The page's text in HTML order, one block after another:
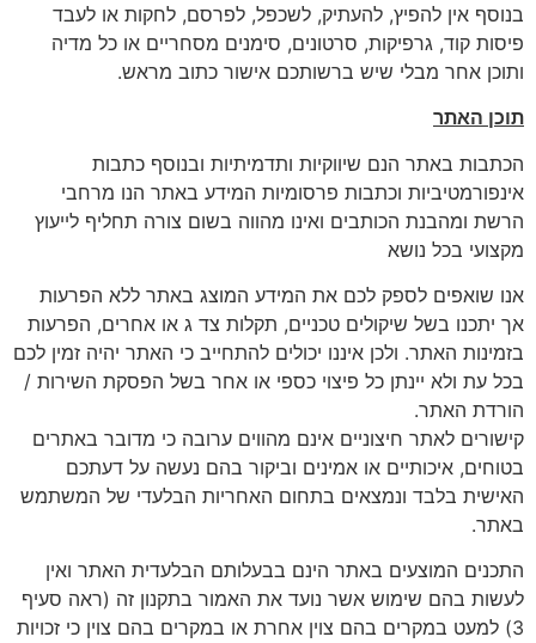
בנוסף אין להפיץ, להעתיק, לשכפל, לפרסם, לחקות או לעבד
פיסות קוד, גרפיקות, סרטונים, סימנים מסחריים או כל מדיה
ותוכן אחר מבלי שיש ברשותכם אישור כתוב מראש.
תוכן האתר
הכתבות באתר הנם שיווקיות ותדמיתיות ובנוסף כתבות
אינפורמטיביות וכתבות פרסומיות המידע באתר הנו מרחבי
הרשת ומהבנת הכותבים ואינו מהווה בשום צורה תחליף לייעוץ
מקצועי בכל נושא
אנו שואפים לספק לכם את המידע המוצג באתר ללא הפרעות
אך יתכנו בשל שיקולים טכניים, תקלות צד ג או אחרים, הפרעות
בזמינות האתר. ולכן איננו יכולים להתחייב כי האתר יהיה זמין לכם
בכל עת ולא יינתן כל פיצוי כספי או אחר בשל הפסקת השירות /
הורדת האתר.
קישורים לאתר חיצוניים אינם מהווים ערובה כי מדובר באתרים
בטוחים, איכותיים או אמינים וביקור בהם נעשה על דעתכם
האישית בלבד ונמצאים בתחום האחריות הבלעדי של המשתמש
באתר.
התכנים המוצעים באתר הינם בבעלותם הבלעדית האתר ואין
לעשות בהם שימוש אשר נועד את האמור בתקנון זה (ראה סעיף
3) למעט במקרים בהם צוין אחרת או במקרים בהם צוין כי זכויות